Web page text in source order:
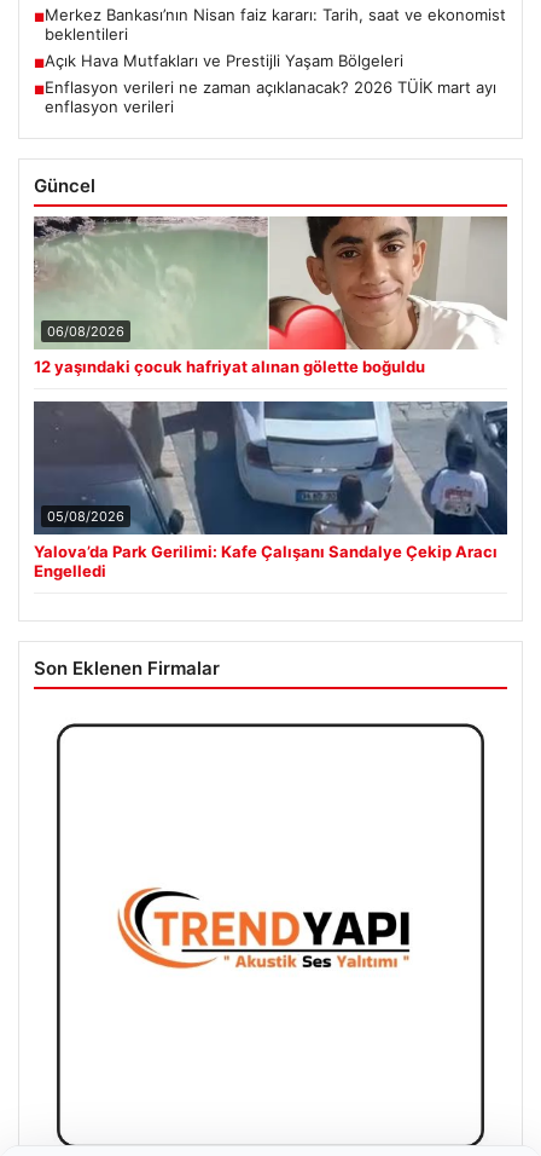
■Merkez Bankası’nın Nisan faiz kararı: Tarih, saat ve ekonomist
beklentileri
■Açık Hava Mutfakları ve Prestijli Yaşam Bölgeleri
■Enflasyon verileri ne zaman açıklanacak? 2026 TÜİK mart ayı
enflasyon verileri
Güncel
06/08/2026
12 yaşındaki çocuk hafriyat alınan gölette boğuldu
05/08/2026
Yalova’da Park Gerilimi: Kafe Çalışanı Sandalye Çekip Aracı
Engelledi
Son Eklenen Firmalar